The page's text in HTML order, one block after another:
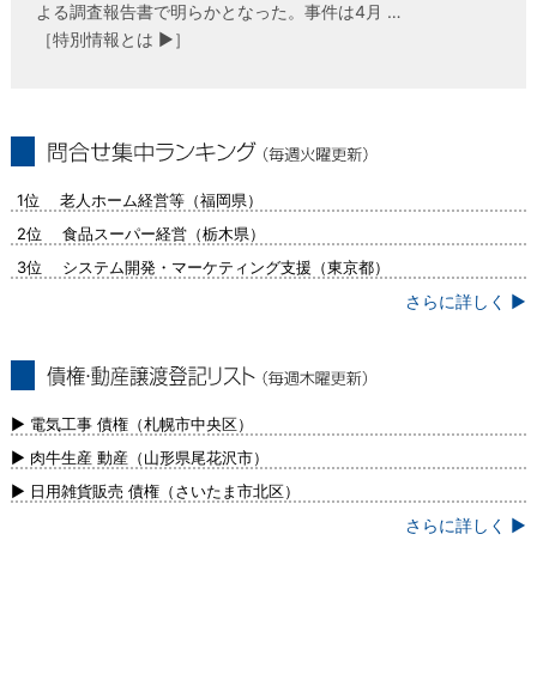
よる調査報告書で明らかとなった。事件は4月 …
［特別情報とは ▶］
1位 老人ホーム経営等（福岡県）
2位 食品スーパー経営（栃木県）
3位 システム開発・マーケティング支援（東京都）
さらに詳しく ▶
新）
▶ 電気工事 債権（札幌市中央区）
▶ 肉牛生産 動産（山形県尾花沢市）
▶ 日用雑貨販売 債権（さいたま市北区）
さらに詳しく ▶